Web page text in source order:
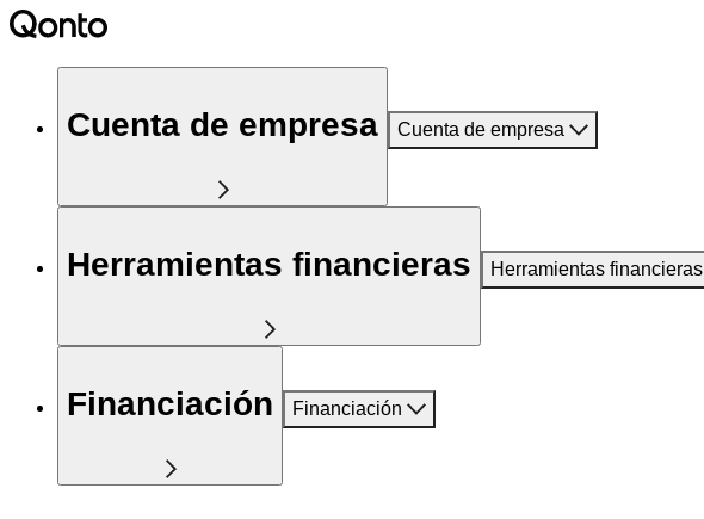
Cuenta de empresa Cuenta de empresa
Herramientas financieras Herramientas financieras
Financiación Financiación